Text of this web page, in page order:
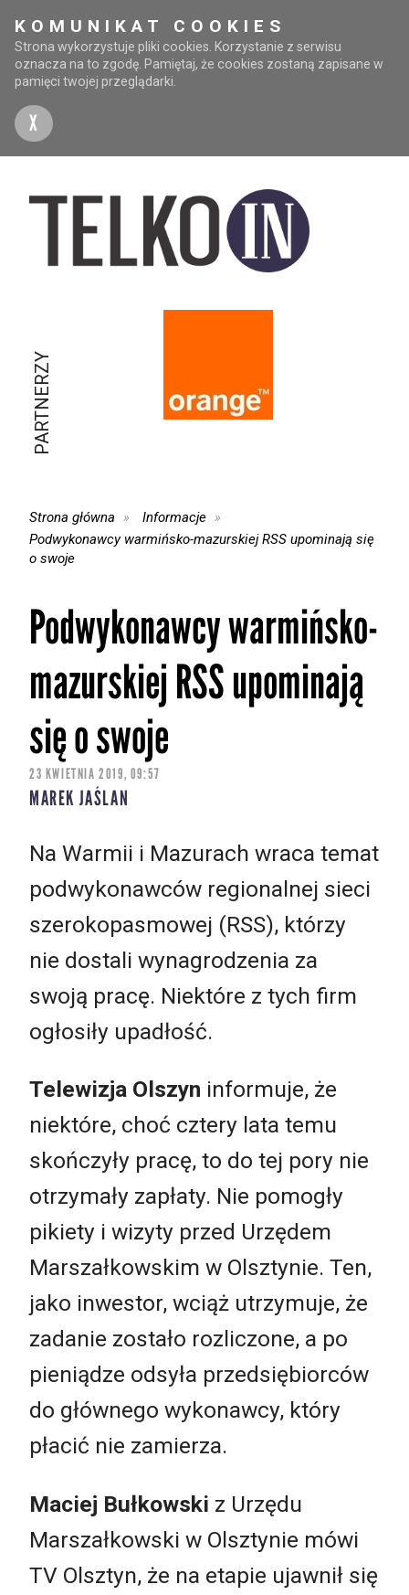
KOMUNIKAT COOKIES
Strona wykorzystuje pliki cookies. Korzystanie z serwisu
oznacza na to zgodę. Pamiętaj, że cookies zostaną zapisane w
pamięci twojej przeglądarki.
X
PARTNERZY
Strona główna
Informacje
Podwykonawcy warmińsko-mazurskiej RSS upominają się
o swoje
Podwykonawcy warmińsko-
mazurskiej RSS upominają
się o swoje
23 KWIETNIA 2019, 09:57
MAREK JAŚLAN
Na Warmii i Mazurach wraca temat
podwykonawców regionalnej sieci
szerokopasmowej (RSS), którzy
nie dostali wynagrodzenia za
swoją pracę. Niektóre z tych firm
ogłosiły upadłość.
Telewizja Olszyn informuje, że
niektóre, choć cztery lata temu
skończyły pracę, to do tej pory nie
otrzymały zapłaty. Nie pomogły
pikiety i wizyty przed Urzędem
Marszałkowskim w Olsztynie. Ten,
jako inwestor, wciąż utrzymuje, że
zadanie zostało rozliczone, a po
pieniądze odsyła przedsiębiorców
do głównego wykonawcy, który
płacić nie zamierza.
Maciej Bułkowski z Urzędu
Marszałkowski w Olsztynie mówi
TV Olsztyn, że na etapie ujawnił się